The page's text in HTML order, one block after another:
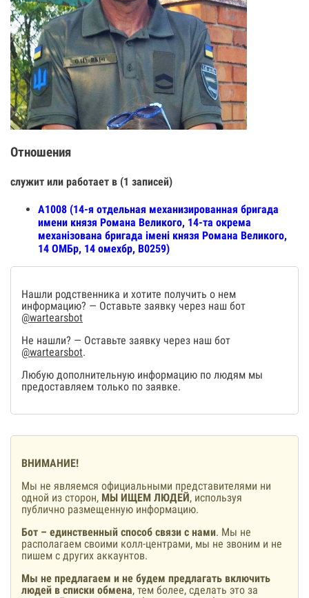
Отношения
служит или работает в (1 записей)
А1008 (14-я отдельная механизированная бригада
имени князя Романа Великого, 14-та окрема
механізована бригада імені князя Романа Великого,
14 ОМБр, 14 омехбр, В0259)
Нашли родственника и хотите получить о нем
информацию? — Оставьте заявку через наш бот
@wartearsbot
Не нашли? — Оставьте заявку через наш бот
@wartearsbot.
Любую дополнительную информацию по людям мы
предоставляем только по заявке.
ВНИМАНИЕ!
Мы не являемся официальными представителями ни
одной из сторон, МЫ ИЩЕМ ЛЮДЕЙ, используя
публично размещенную информацию.
Бот – единственный способ связи с нами. Мы не
располагаем своими колл-центрами, мы не звоним и не
пишем с других аккаунтов.
Мы не предлагаем и не будем предлагать включить
людей в списки обмена, тем более, сделать это за